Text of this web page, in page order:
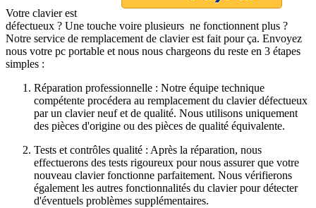
Votre clavier est
défectueux ? Une touche voire plusieurs ne fonctionnent plus ?
Notre service de remplacement de clavier est fait pour ça. Envoyez
nous votre pc portable et nous nous chargeons du reste en 3 étapes
simples :
Réparation professionnelle : Notre équipe technique
compétente procédera au remplacement du clavier défectueux
par un clavier neuf et de qualité. Nous utilisons uniquement
des pièces d'origine ou des pièces de qualité équivalente.
Tests et contrôles qualité : Après la réparation, nous
effectuerons des tests rigoureux pour nous assurer que votre
nouveau clavier fonctionne parfaitement. Nous vérifierons
également les autres fonctionnalités du clavier pour détecter
d'éventuels problèmes supplémentaires.